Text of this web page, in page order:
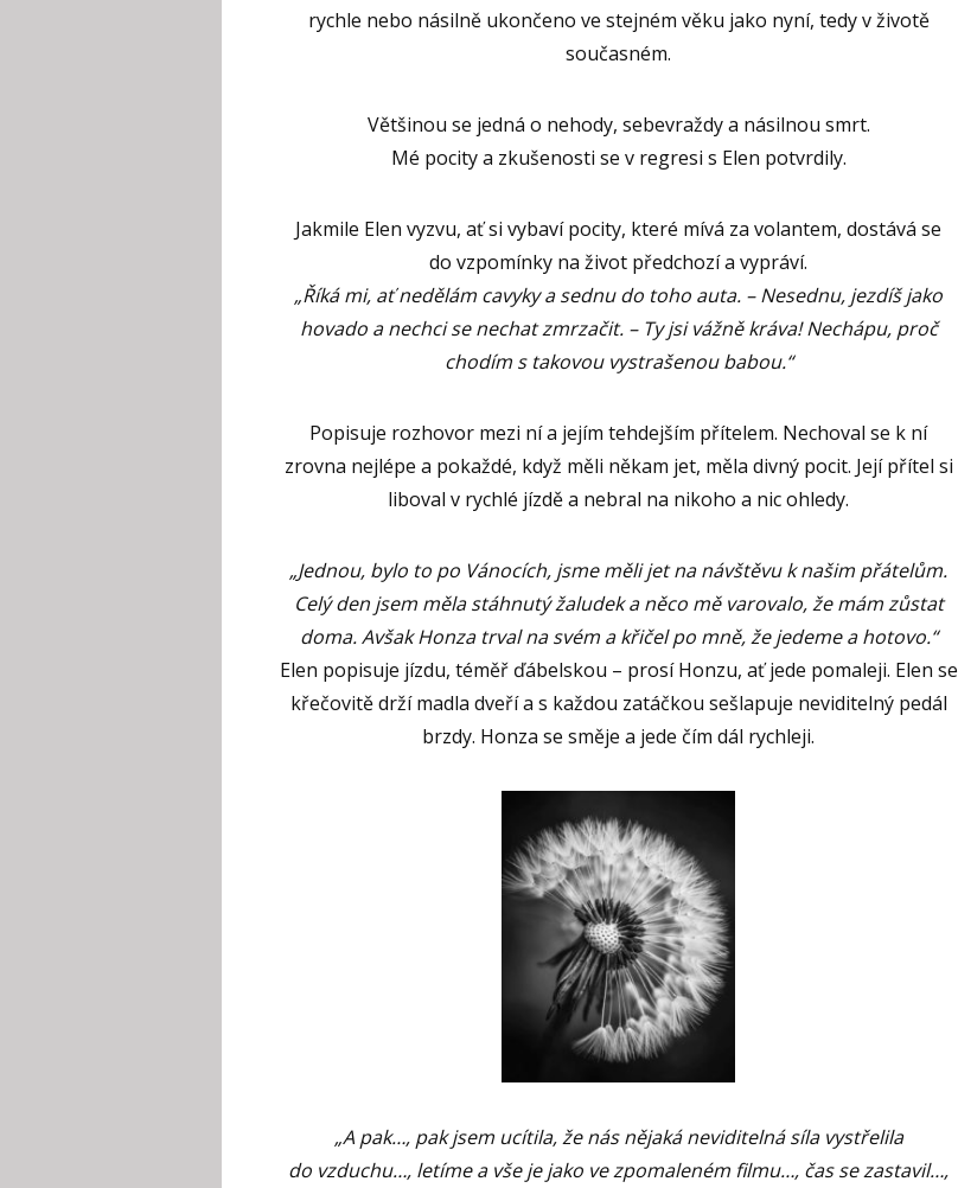
rychle nebo násilně ukončeno ve stejném věku jako nyní, tedy v životě
současném.
Většinou se jedná o nehody, sebevraždy a násilnou smrt.
Mé pocity a zkušenosti se v regresi s Elen potvrdily.
Jakmile Elen vyzvu, ať si vybaví pocity, které mívá za volantem, dostává se
do vzpomínky na život předchozí a vypráví.
„Říká mi, ať nedělám cavyky a sednu do toho auta. – Nesednu, jezdíš jako
hovado a nechci se nechat zmrzačit. – Ty jsi vážně kráva! Nechápu, proč
chodím s takovou vystrašenou babou.“
Popisuje rozhovor mezi ní a jejím tehdejším přítelem. Nechoval se k ní
zrovna nejlépe a pokaždé, když měli někam jet, měla divný pocit. Její přítel si
liboval v rychlé jízdě a nebral na nikoho a nic ohledy.
„Jednou, bylo to po Vánocích, jsme měli jet na návštěvu k našim přátelům.
Celý den jsem měla stáhnutý žaludek a něco mě varovalo, že mám zůstat
doma. Avšak Honza trval na svém a křičel po mně, že jedeme a hotovo.“
Elen popisuje jízdu, téměř ďábelskou – prosí Honzu, ať jede pomaleji. Elen se
křečovitě drží madla dveří a s každou zatáčkou sešlapuje neviditelný pedál
brzdy. Honza se směje a jede čím dál rychleji.
„A pak…, pak jsem ucítila, že nás nějaká neviditelná síla vystřelila
do vzduchu…, letíme a vše je jako ve zpomaleném filmu…, čas se zastavil…,